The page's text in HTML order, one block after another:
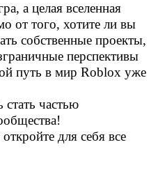
а целая вселенная
от того, хотите ли вы
собственные проекты,
перспективы
путь в мир Roblox уже
частью
для себя все